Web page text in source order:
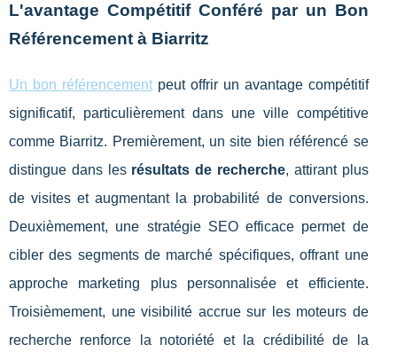
L'avantage Compétitif Conféré par un Bon
Référencement à Biarritz
Un bon référencementpeut offrir un avantage compétitif
significatif, particulièrement dans une ville compétitive
comme Biarritz. Premièrement, un site bien référencé se
distingue dans les résultats de recherche, attirant plus
de visites et augmentant la probabilité de conversions.
Deuxièmement, une stratégie SEO efficace permet de
cibler des segments de marché spécifiques, offrant une
approche marketing plus personnalisée et efficiente.
Troisièmement, une visibilité accrue sur les moteurs de
recherche renforce la notoriété et la crédibilité de la